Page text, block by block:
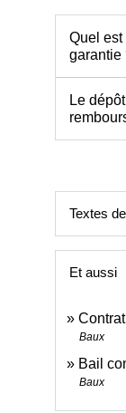
Quel
garantie
Le
Textes
Et aussi
Baux
Bail
Baux